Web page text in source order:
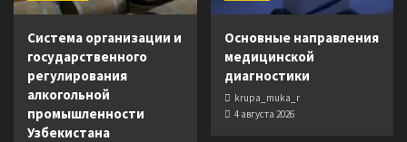
Система организации и
государственного
регулирования
алкогольной
промышленности
Узбекистана
Основные направления
медицинской
диагностики
krupa_muka_r
4 августа 2026